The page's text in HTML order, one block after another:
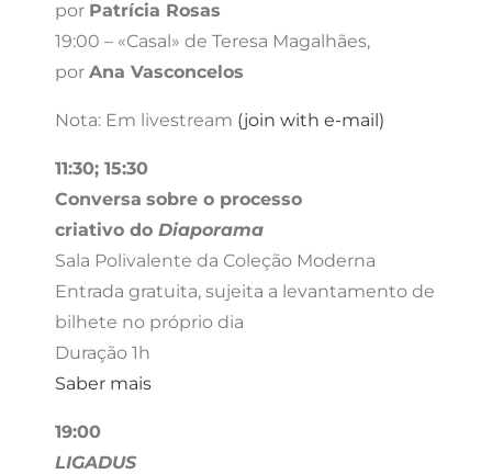
por Patrícia Rosas
19:00 – «Casal» de Teresa Magalhães,
por Ana Vasconcelos
Nota: Em livestream (join with e-mail)
11:30; 15:30
Conversa sobre o processo
criativo do Diaporama
Sala Polivalente da Coleção Moderna
Entrada gratuita, sujeita a levantamento de
bilhete no próprio dia
Duração 1h
Saber mais
19:00
LIGADUS